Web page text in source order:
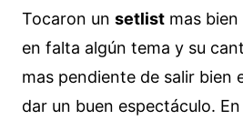
Tocaron un setlist mas
en falta algún tema y su
mas pendiente de salir bien
dar un buen espectáculo.